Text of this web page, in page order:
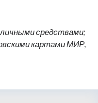
средствами;
картами МИР,